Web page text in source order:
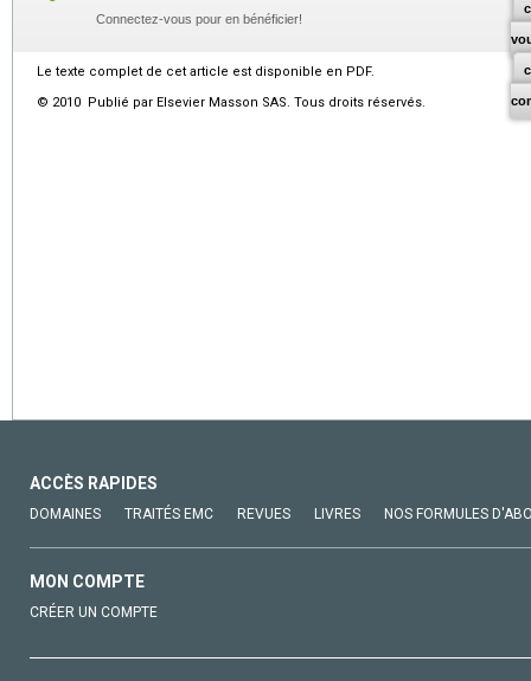
Connectez-vous pour en bénéficier!
Le texte complet de cet article est disponible en PDF.
© 2010 Publié par Elsevier Masson SAS. Tous droits réservés.
ACCÈS RAPIDES
DOMAINES TRAITÉS EMC REVUES LIVRES NOS FORMULES
MON COMPTE
CRÉER UN COMPTE